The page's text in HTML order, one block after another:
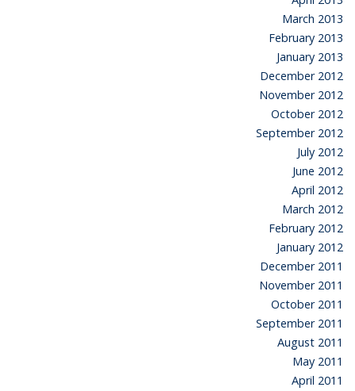
March 2013
February 2013
January 2013
December 2012
November 2012
October 2012
September 2012
July 2012
June 2012
April 2012
March 2012
February 2012
January 2012
December 2011
November 2011
October 2011
September 2011
August 2011
May 2011
April 2011